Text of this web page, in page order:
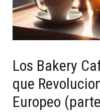
Los Bakery
que
Europeo